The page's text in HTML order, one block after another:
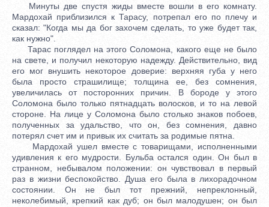
Минуты две спустя жиды вместе вошли в его комнату.
Мардохай приблизился к Тарасу, потрепал его по плечу и
сказал: "Когда мы да бог захочем сделать, то уже будет так,
как нужно".
Тарас поглядел на этого Соломона, какого еще не было
на свете, и получил некоторую надежду. Действительно, вид
его мог внушить некоторое доверие: верхняя губа у него
была просто страшилище; толщина ее, без сомнения,
увеличилась от посторонних причин. В бороде у этого
Соломона было только пятнадцать волосков, и то на левой
стороне. На лице у Соломона было столько знаков побоев,
полученных за удальство, что он, без сомнения, давно
потерял счет им и привык их считать за родимые пятна.
Мардохай ушел вместе с товарищами, исполненными
удивления к его мудрости. Бульба остался один. Он был в
странном, небывалом положении: он чувствовал в первый
раз в жизни беспокойство. Душа его была в лихорадочном
состоянии. Он не был тот прежний, непреклонный,
неколебимый, крепкий как дуб; он был малодушен; он был